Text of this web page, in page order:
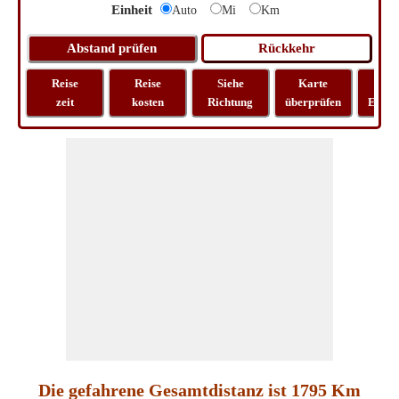
Einheit Auto Mi Km
Reise
zeit
Reise
kosten
Siehe
Richtung
Karte
überprüfen
Die gefahrene Gesamtdistanz ist 1795 Km